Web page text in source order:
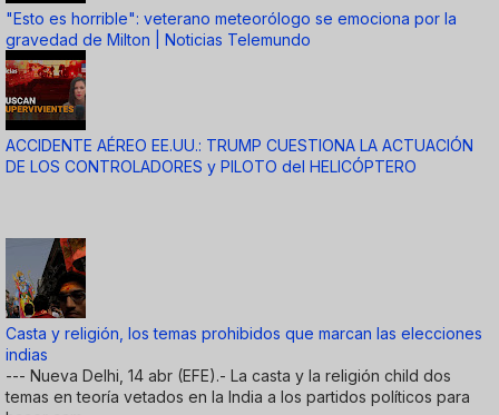
"Esto es horrible": veterano meteorólogo se emociona por la
gravedad de Milton | Noticias Telemundo
ACCIDENTE AÉREO EE.UU.: TRUMP CUESTIONA LA ACTUACIÓN
DE LOS CONTROLADORES y PILOTO del HELICÓPTERO
Casta y religión, los temas prohibidos que marcan las elecciones
indias
--- Nueva Delhi, 14 abr (EFE).- La casta y la religión child dos
temas en teoría vetados en la India a los partidos políticos para